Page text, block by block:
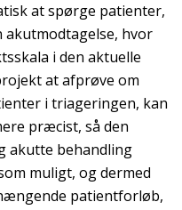
at spørge patienter,
akutmodtagelse, hvor
i den aktuelle
at afprøve om
i triageringen, kan
præcist, så den
akutte behandling
muligt, og dermed
patientforløb,